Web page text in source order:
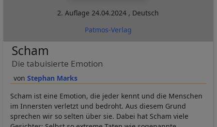
2. Auflage 24.04.2024 , Deutsch
Patmos-Verlag
Stephan Marks
Scham
Die tabuisierte Emotion
Scham ist eine Emotion, die jeder kennt und die Menschen
im Innersten verletzt und bedroht. Aus diesem Grund
sprechen wir so selten über sie. Dabei hat Scham viele